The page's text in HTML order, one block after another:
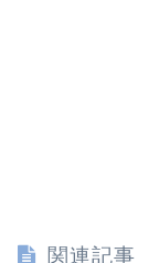
関連記事